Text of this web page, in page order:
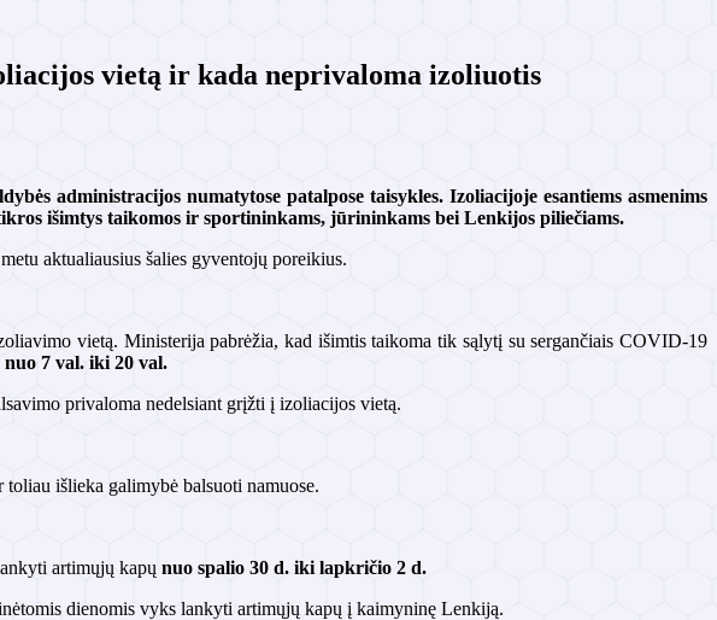
vietą ir kada neprivaloma izoliuotis
administracijos numatytose patalpose taisykles. Izoliacijoje esantiems asmenims
išimtys taikomos ir sportininkams, jūrininkams bei Lenkijos piliečiams.
aktualiausius šalies gyventojų poreikius.
vietą. Ministerija pabrėžia, kad išimtis taikoma tik sąlytį su sergančiais COVID-19
nuo 7 val. iki 20 val.
privaloma nedelsiant grįžti į izoliacijos vietą.
išlieka galimybė balsuoti namuose.
artimųjų kapų nuo spalio 30 d. iki lapkričio 2 d.
dienomis vyks lankyti artimųjų kapų į kaimyninę Lenkiją.